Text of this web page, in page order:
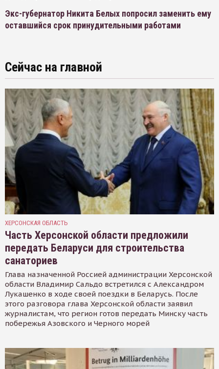
Экс-губернатор Никита Белых попросил заменить ему
оставшийся срок принудительными работами
Сейчас на главной
ХЕРСОНСКАЯ ОБЛАСТЬ
Часть Херсонской области предложили
передать Беларуси для строительства
санаториев
Глава назначенной Россией администрации Херсонской
области Владимир Сальдо встретился с Александром
Лукашенко в ходе своей поездки в Беларусь. После
этого разговора глава Херсонской области заявил
журналистам, что регион готов передать Минску часть
побережья Азовского и Черного морей